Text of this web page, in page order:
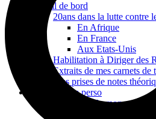
Journal de bord
20ans dans la lutte contre
En Afrique
En France
Aux Etats-Unis
Habilitation à Diriger des
Extraits de mes carnets de
Mes prises de notes
Mes archives perso
La France de mon enfance